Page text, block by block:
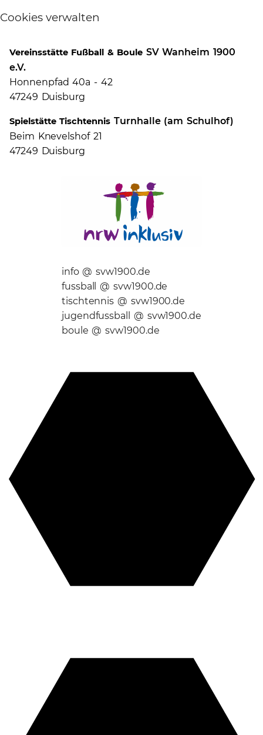
Cookies verwalten
Vereinsstätte Fußball & Boule SV Wanheim 1900
e.V.
Honnenpfad 40a - 42
47249 Duisburg
Spielstätte Tischtennis Turnhalle (am Schulhof)
Beim Knevelshof 21
47249 Duisburg
info @ svw1900.de
fussball @ svw1900.de
tischtennis @ svw1900.de
jugendfussball @ svw1900.de
boule @ svw1900.de